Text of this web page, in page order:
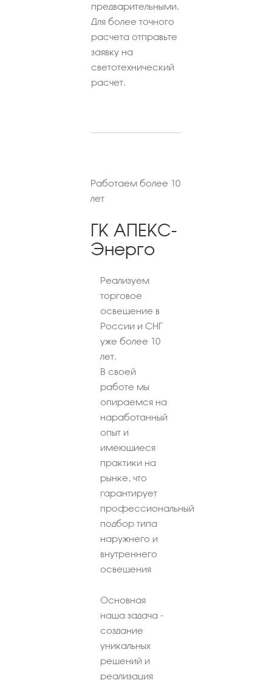
предварительными.
Для более точного
расчета отправьте
заявку на
светотехнический
расчет.
Работаем более 10
лет
ГК АПЕКС-
Энерго
Реализуем
торговое
освещение в
России и СНГ
уже более 10
лет.
В своей
работе мы
опираемся на
наработанный
опыт и
имеющиеся
практики на
рынке, что
гарантирует
профессиональный
подбор типа
наружнего и
внутреннего
освещения
Основная
наша задача -
создание
уникальных
решений и
реализация